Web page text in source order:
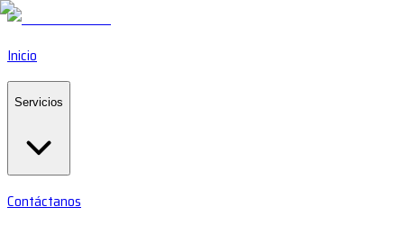
Inicio
Servicios
Contáctanos